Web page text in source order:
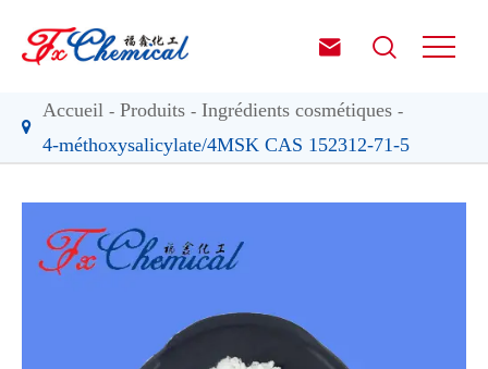
 
Accueil Produits
Ingrédients cosmétiques
4-méthoxysalicylate/4MSK CAS 152312-71-5